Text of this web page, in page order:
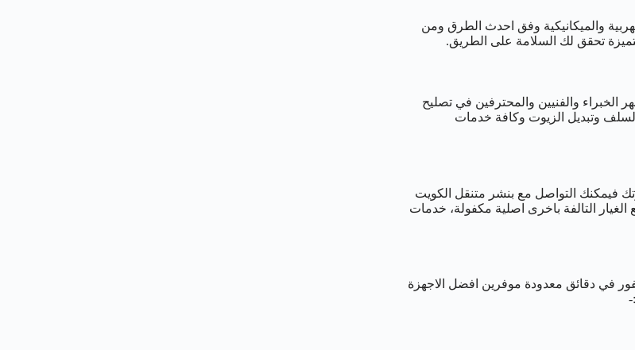
والميكانيكية وفق احدث الطرق ومن
تحقق لك السلامة على الطريق.
والفنيين والمحترفين في تصليح
وتبديل الزيوت وكافة خدمات
فيمكنك التواصل مع بنشر متنقل الكويت
التالفة باخرى اصلية مكفولة، خدمات
في دقائق معدودة موفرين افضل الاجهزة